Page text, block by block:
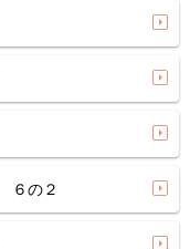
６の２